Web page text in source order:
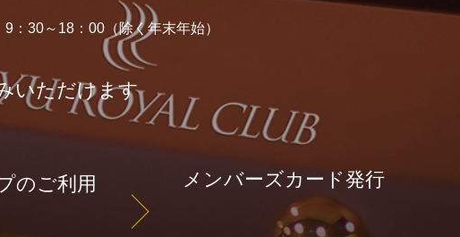
9：30～18：00（除く年末年始）
いただけます
のご利用
メンバーズカード発行